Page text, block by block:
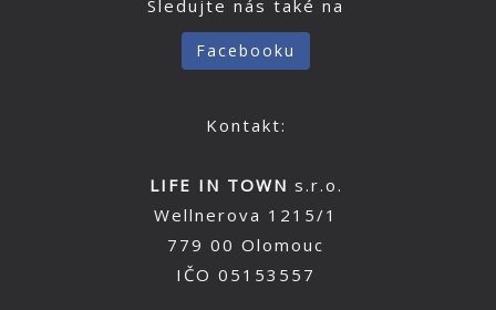
Sledujte nás také na
Facebooku
Kontakt:
LIFE IN TOWN s.r.o.
Wellnerova 1215/1
779 00 Olomouc
IČO 05153557